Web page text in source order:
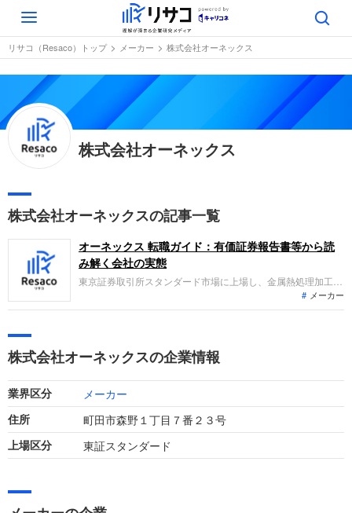
Toggle
navigation
リサコ（Resaco）トップ メーカー 株式会社オーネックス
株式会社オーネックス
株式会社オーネックスの記事一覧
オーネックス 転職ガイド：有価証券報告書等から読
み解く会社の実態
東京証券取引所スタンダード市場に上場し、金属熱処理加工事
業と運送事業を展開。直近の業績は、売上高が増加したもの
の、人件費等の増加により営業損失および経常損失を計上し、
メーカー
株式会社オーネックスの企業情報
業界区分 メーカー
住所 町田市森野１丁目７番２３号
上場区分 東証スタンダード